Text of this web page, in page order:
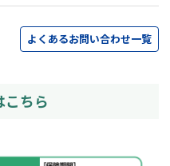
よくあるお問い合わせ一覧
こちら